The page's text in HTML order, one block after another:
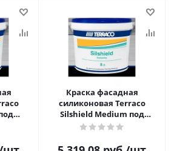
Краска фасадная
силиконовая Terraco
Silshield Medium под
колеровку 8 л